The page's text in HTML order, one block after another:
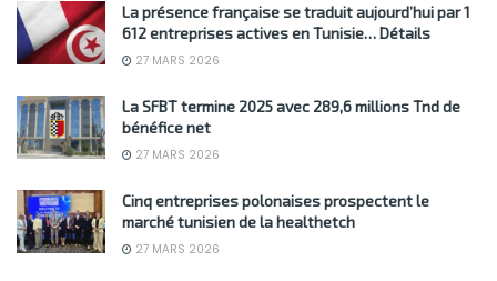
La présence française se traduit aujourd’hui par 1
612 entreprises actives en Tunisie… Détails
27 MARS 2026
La SFBT termine 2025 avec 289,6 millions Tnd de
bénéfice net
27 MARS 2026
Cinq entreprises polonaises prospectent le
marché tunisien de la healthetch
27 MARS 2026